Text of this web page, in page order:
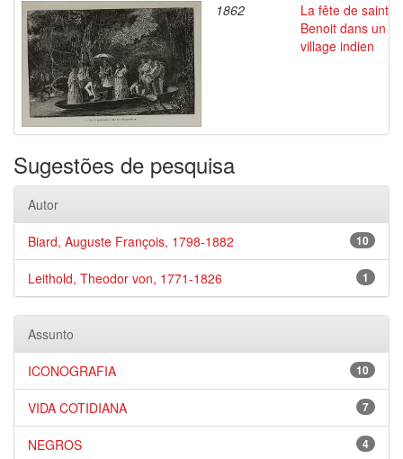
1862
La fête de saint
Benoit dans un
village indien
Sugestões de pesquisa
Autor
10
Biard, Auguste François, 1798-1882
1
Leithold, Theodor von, 1771-1826
Assunto
10
ICONOGRAFIA
7
VIDA COTIDIANA
4
NEGROS